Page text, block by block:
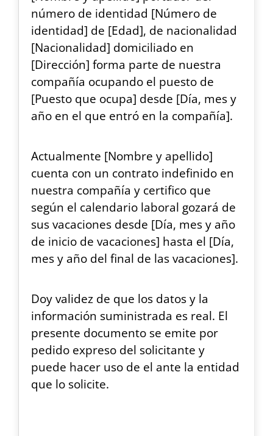
número de identidad [Número de
identidad] de [Edad], de nacionalidad
[Nacionalidad] domiciliado en
[Dirección] forma parte de nuestra
compañía ocupando el puesto de
[Puesto que ocupa] desde [Día, mes y
año en el que entró en la compañía].
Actualmente [Nombre y apellido]
cuenta con un contrato indefinido en
nuestra compañía y certifico que
según el calendario laboral gozará de
sus vacaciones desde [Día, mes y año
de inicio de vacaciones] hasta el [Día,
mes y año del final de las vacaciones].
Doy validez de que los datos y la
información suministrada es real. El
presente documento se emite por
pedido expreso del solicitante y
puede hacer uso de el ante la entidad
que lo solicite.